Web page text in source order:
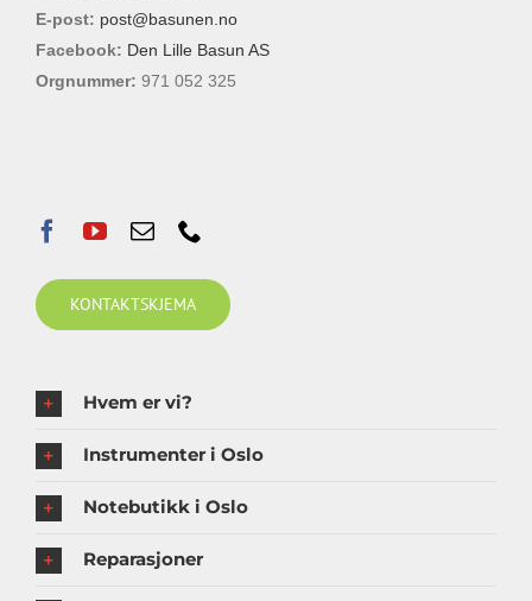
E-post: post@basunen.no
Facebook: Den Lille Basun AS
Orgnummer: 971 052 325
KONTAKTSKJEMA
Hvem er vi?
Instrumenter i Oslo
Notebutikk i Oslo
Reparasjoner